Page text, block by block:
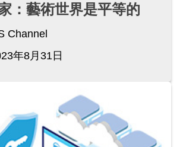
：藝術世界是平等的
Channel
年8月31日